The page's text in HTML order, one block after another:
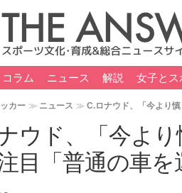
コラム ニュース 解説 女子とス
カー ニュース C.ロナウド、「今より
ウド、「今よ
目「普通の車